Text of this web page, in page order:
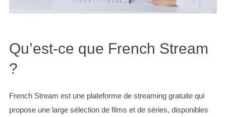
Qu’est-ce que French Stream
?
French Stream est une plateforme de streaming gratuite qui
propose une large sélection de films et de séries, disponibles